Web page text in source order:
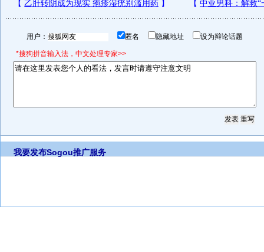
用户： 匿名 隐藏地址 设为辩论话题
*搜狗拼音输入法，中文处理专家>>
我要发布Sogou推广服务